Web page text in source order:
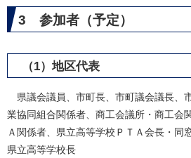
3 参加者（予定）
（1）地区代表
県議会議員、市町長、市町議会議長、
業協同組合関係者、商工会議所・商工会
Ａ関係者、県立高等学校ＰＴＡ会長・同
県立高等学校長